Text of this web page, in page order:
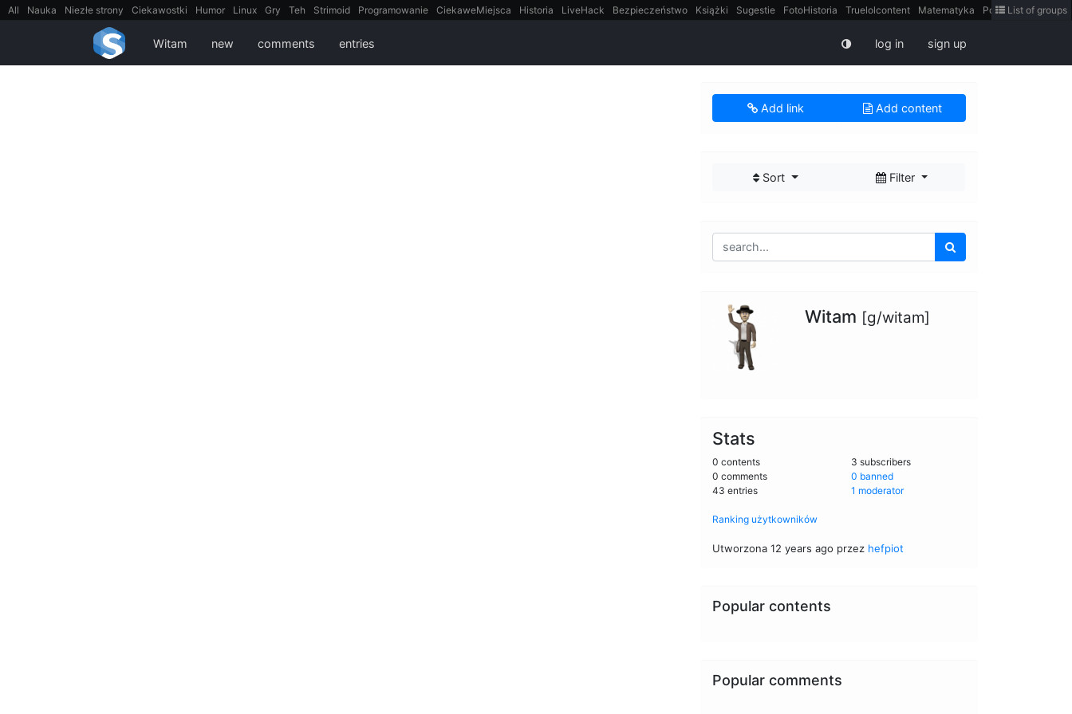
All Nauka Niezłe strony Ciekawostki Humor Linux Gry Teh Strimoid Programowanie CiekaweMiejsca Historia LiveHack Bezpieczeństwo Książki Sugestie FotoHistoria Truelolcontent Matematyka Polska
intern
FilmyDokumentalne
List of groups
Witam new comments entries log in sign up
Add link Add content
Sort Filter
Witam [g/witam]
Stats
0 contents
0 comments
43 entries
3 subscribers
0 banned
1 moderator
Ranking użytkowników
Utworzona 12 years ago przez hefpiot
Popular contents
Popular comments